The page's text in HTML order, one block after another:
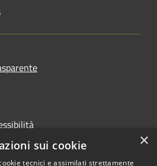
×
sui cookie
tecnici e assimilati strettamente